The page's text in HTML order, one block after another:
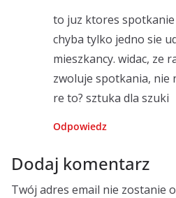
to juz ktores spotkanie
chyba tylko jedno sie
mieszkancy. widac, ze
zwoluje spotkania, nie
re to? sztuka dla szuki
Odpowiedz
Dodaj komentarz
Twój adres email nie zostanie